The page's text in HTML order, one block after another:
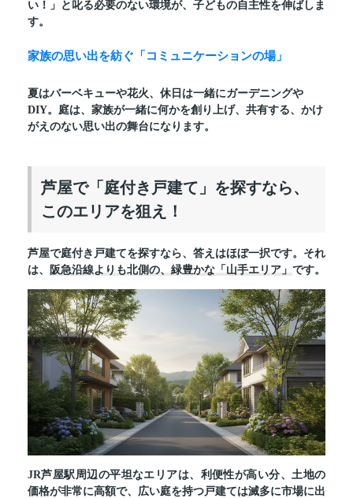
い！」と叱る必要のない環境が、子どもの自主性を伸ばしま
す。
家族の思い出を紡ぐ「コミュニケーションの場」
夏はバーベキューや花火、休日は一緒にガーデニングや
DIY。庭は、家族が一緒に何かを創り上げ、共有する、かけ
がえのない思い出の舞台になります。
芦屋で「庭付き戸建て」を探すなら、
このエリアを狙え！
芦屋で庭付き戸建てを探すなら、答えはほぼ一択です。それ
は、
阪急沿線よりも北側の、緑豊かな「山手エリア」 です。
JR芦屋駅周辺の平坦なエリアは、利便性が高い分、土地の
価格が非常に高額で、広い庭を持つ戸建ては滅多に市場に出